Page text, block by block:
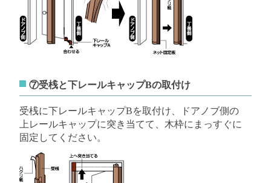
⑦受桟と下レールキャップBの取付け
受桟に下レールキャップBを取付け、ドアノブ側の
上レールキャップに突き当てて、木枠にまっすぐに
固定してください。